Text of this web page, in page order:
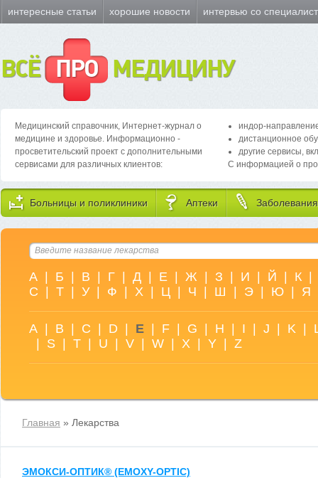
интересные статьи хорошие новости интервью со
ВСЁ ПРО МЕДИЦИНУ
Медицинский справочник, Интернет-журнал о
медицине и здоровье. Информационно -
просветительский проект с дополнительными
сервисами для различных клиентов:
индор-
дистанционное
другие сервисы,
С информацией о
Больницы и поликлиники Аптеки Заболевания
А Б В Г Д Е Ж З И Й К
С
Т У Ф Х Ц Ч Ш Э Ю Я
A B C D E F G H I J K
S T U V W X Y Z
Главная » Лекарства
ЭМОКСИ-ОПТИК® (EMOXY-OPTIC)